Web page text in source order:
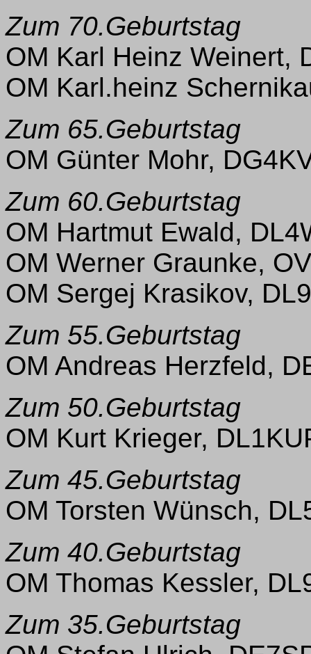
Zum 70.Geburtstag
OM Karl Heinz Weinert,
OM Karl.heinz
Zum 65.Geburtstag
OM Günter Mohr,
Zum 60.Geburtstag
OM Hartmut Ewald,
OM Werner Graunke,
OM Sergej Krasikov,
Zum 55.Geburtstag
OM Andreas Herzfeld,
Zum 50.Geburtstag
OM Kurt Krieger,
Zum 45.Geburtstag
OM Torsten Wünsch,
Zum 40.Geburtstag
OM Thomas Kessler,
Zum 35.Geburtstag